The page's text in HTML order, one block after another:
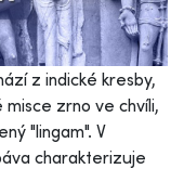
z indické kresby,
zrno ve chvíli,
"lingam". V
charakterizuje